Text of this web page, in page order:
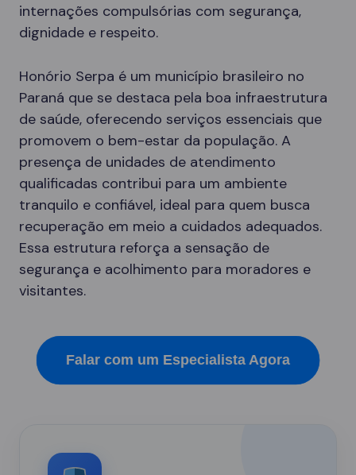
internações compulsórias com segurança,
dignidade e respeito.
Honório Serpa é um município brasileiro no
Paraná que se destaca pela boa infraestrutura
de saúde, oferecendo serviços essenciais que
promovem o bem-estar da população. A
presença de unidades de atendimento
qualificadas contribui para um ambiente
tranquilo e confiável, ideal para quem busca
recuperação em meio a cuidados adequados.
Essa estrutura reforça a sensação de
segurança e acolhimento para moradores e
visitantes.
Falar com um Especialista Agora